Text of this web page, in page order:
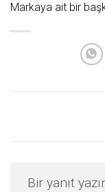
Markaya ait bir
Bir yanıt